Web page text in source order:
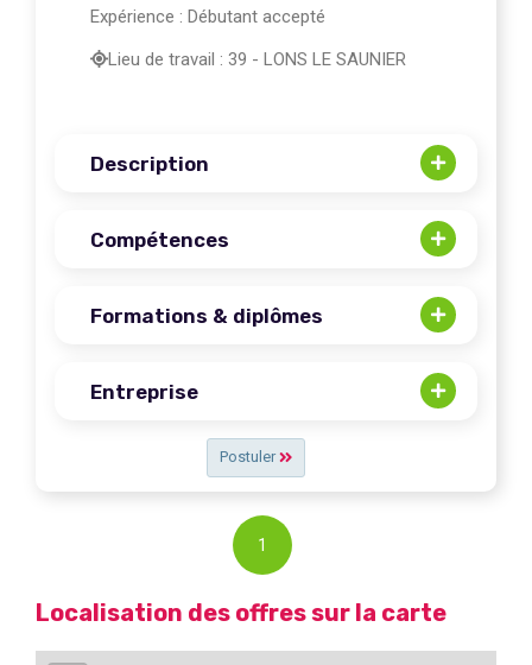
Postuler
Expérience : Débutant accepté
Lieu de travail : 39 - LONS LE SAUNIER
Description
Compétences
Formations & diplômes
Entreprise
1
Localisation des offres sur la carte